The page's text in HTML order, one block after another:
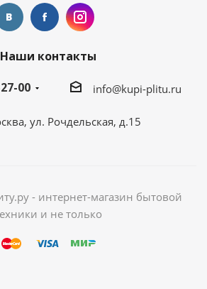
Наши контакты
00
info@kupi-plitu.ru
ул. Рочдельская, д.15
- интернет-магазин бытовой
и не только